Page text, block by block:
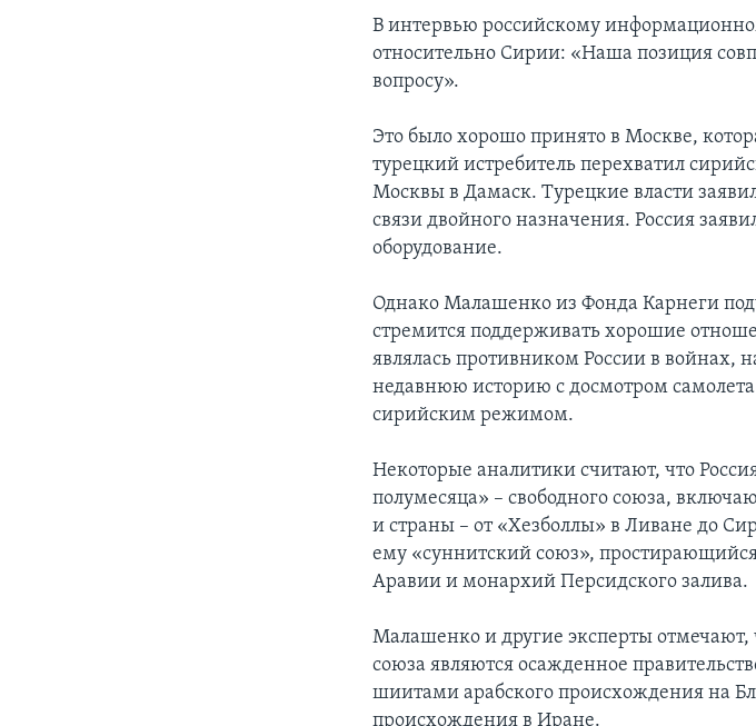
В интервью российскому
относительно Сирии: «Наша позиция
вопросу».
Это было хорошо принято в Москве,
турецкий истребитель перехватил
Москвы в Дамаск. Турецкие власти
связи двойного назначения. Россия
оборудование.
Однако Малашенко из Фонда Карнеги
стремится поддерживать хорошие
являлась противником России в войнах,
недавнюю историю с досмотром
сирийским режимом.
Некоторые аналитики считают, что
полумесяца» – свободного союза,
и страны – от «Хезболлы» в Ливане до
ему «суннитский союз»,
Аравии и монархий Персидского залива.
Малашенко и другие эксперты отмечают,
союза являются осажденное
шиитами арабского происхождения на
происхождения в Иране.